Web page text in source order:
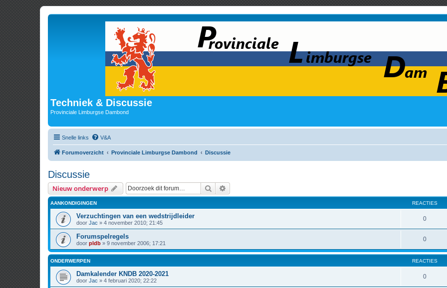
Techniek & Discussie
Provinciale Limburgse Dambond
Snelle links V&A
Forumoverzicht Provinciale Limburgse Dambond Discussie
Discussie
Nieuw onderwerp Zoek
AANKONDIGINGEN REACTIES
Verzuchtingen van een wedstrijdleider
door Jac » 4 november 2010; 21:45
0
Forumspelregels
door pldb » 9 november 2006; 17:21
0
ONDERWERPEN REACTIES
Damkalender KNDB 2020-2021
door Jac » 4 februari 2020; 22:22
0